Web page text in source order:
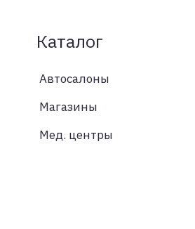
Каталог
Автосалоны
Магазины
Мед. центры